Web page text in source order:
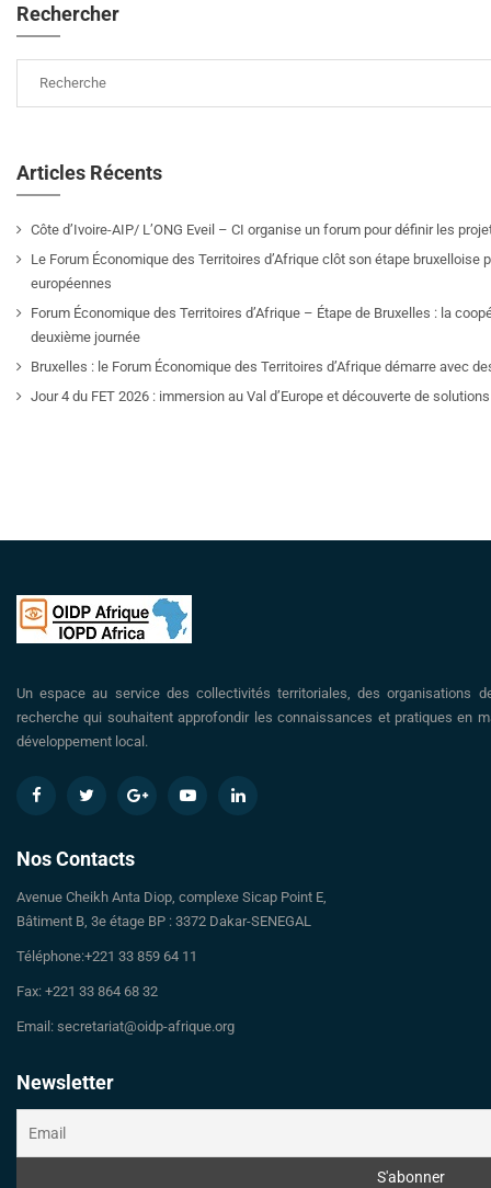
Rechercher
Articles Récents
Côte d’Ivoire-AIP/ L’ONG Eveil – CI organise un forum pour définir les
Le Forum Économique des Territoires d’Afrique clôt son étape
européennes
Forum Économique des Territoires d’Afrique – Étape de Bruxelles : la
deuxième journée
Bruxelles : le Forum Économique des Territoires d’Afrique démarre avec
Jour 4 du FET 2026 : immersion au Val d’Europe et découverte de
Un espace au service des collectivités territoriales, des organisations
recherche qui souhaitent approfondir les connaissances et pratiques en
développement local.
Nos Contacts
Avenue Cheikh Anta Diop, complexe Sicap Point E,
Bâtiment B, 3e étage BP : 3372 Dakar-SENEGAL
Téléphone:+221 33 859 64 11
Fax: +221 33 864 68 32
Email: secretariat@oidp-afrique.org
Newsletter